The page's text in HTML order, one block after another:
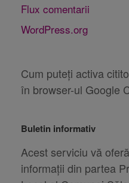
Flux comentarii
WordPress.org
Cum puteți activa
în browser-ul Google
Buletin informativ
Acest serviciu vă
informații din partea